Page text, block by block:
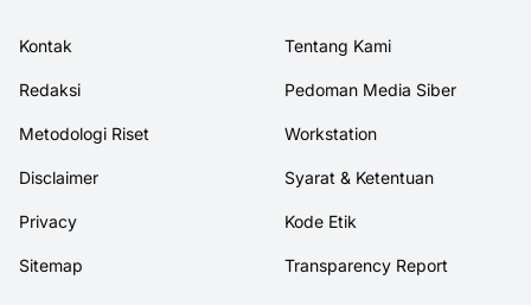
Kontak Tentang Kami
Redaksi Pedoman Media Siber
Metodologi Riset Workstation
Disclaimer Syarat & Ketentuan
Privacy Kode Etik
Sitemap Transparency Report